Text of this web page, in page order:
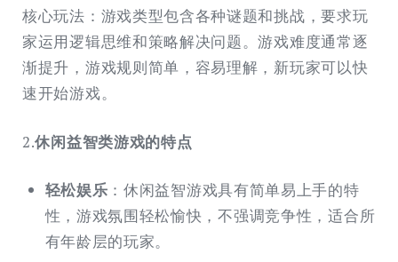
核心玩法：游戏类型包含各种谜题和挑战，要求玩
家运用逻辑思维和策略解决问题。游戏难度通常逐
渐提升，游戏规则简单，容易理解，新玩家可以快
速开始游戏。
2.休闲益智类游戏的特点
轻松娱乐 ：休闲益智游戏具有简单易上手的特
性，游戏氛围轻松愉快，不强调竞争性，适合所
有年龄层的玩家。